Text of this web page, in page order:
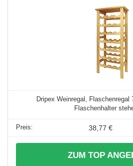
Dripex Weinregal, Flaschenregal
Flaschenhalter
38,77 €
ZUM TOP